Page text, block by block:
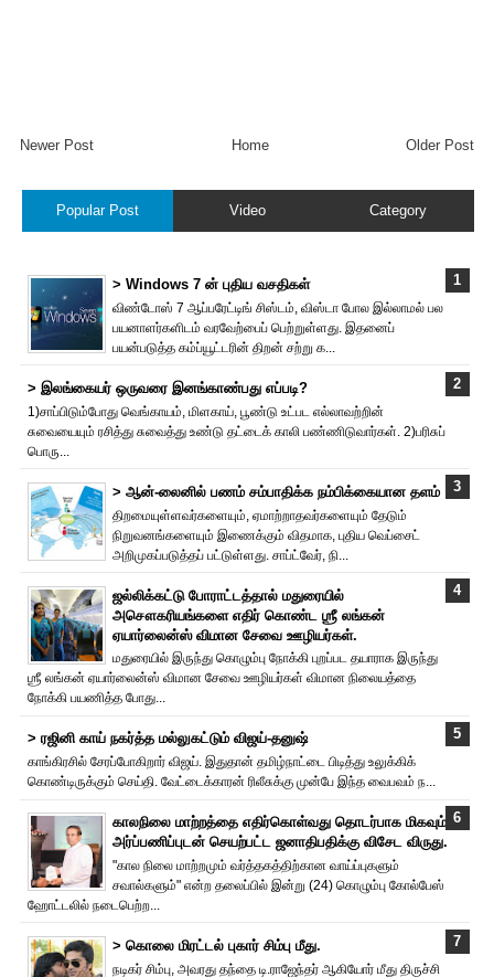
Newer Post Older Post
Home
Popular Post Video Category
> Windows 7 ன் புதிய வசதிகள்
விண்டோஸ் 7 ஆப்பரேட்டிங் சிஸ்டம், விஸ்டா போல இல்லாமல் பல
பயனாளர்களிடம் வரவேற்பைப் பெற்றுள்ளது. இதனைப்
பயன்படுத்த கம்ப்யூட்டரின் திறன் சற்று க...
> இலங்கையர் ஒருவரை இனங்காண்பது எப்படி?
1)சாப்பிடும்போது வெங்காயம், மிளகாய், பூண்டு உட்பட எல்லாவற்றின்
சுவையையும் ரசித்து சுவைத்து உண்டு தட்டைக் காலி பண்ணிடுவார்கள். 2)பரிசுப்
பொரு...
> ஆன்-லைனில் பணம் சம்பாதிக்க நம்பிக்கையான தளம்
திறமையுள்ளவர்களையும், ஏமாற்றாதவர்களையும் தேடும்
நிறுவனங்களையும் இணைக்கும் விதமாக, புதிய வெப்சைட்
அறிமுகப்படுத்தப் பட்டுள்ளது. சாப்ட்வேர், நி...
ஜல்லிக்கட்டு போராட்டத்தால் மதுரையில்
அசௌகரியங்களை எதிர் கொண்ட ஶ்ரீ லங்கன்
ஏயார்லைன்ஸ் விமான சேவை ஊழியர்கள்.
மதுரையில் இருந்து கொழும்பு நோக்கி புறப்பட தயாராக இருந்து
ஶ்ரீ லங்கன் ஏயார்லைன்ஸ் விமான சேவை ஊழியர்கள் விமான நிலையத்தை
நோக்கி பயணித்த போது...
> ரஜினி காய் நகர்த்த மல்லுகட்டும் விஜய்-தனுஷ்
காங்கிரசில் சேரப்போகிறார் விஜய். இதுதான் தமிழ்நாட்டை பிடித்து உலுக்கிக்
கொண்டிருக்கும் செய்தி. வேட்டைக்காரன் ரிலீசுக்கு முன்பே இந்த வைபவம் ந...
காலநிலை மாற்றத்தை எதிர்கொள்வது தொடர்பாக மிகவும்
அர்ப்பணிப்புடன் செயற்பட்ட ஜனாதிபதிக்கு விசேட விருது.
"கால நிலை மாற்றமும் வர்த்தகத்திற்கான வாய்ப்புகளும்
சவால்களும்" என்ற தலைப்பில் இன்று (24) கொழும்பு கோல்பேஸ்
ஹோட்டலில் நடைபெற்ற...
> கொலை மிரட்டல் புகார் சிம்பு மீது.
நடிகர் சிம்பு, அவரது தந்தை டி.ராஜேந்தர் ஆகியோர் மீது திருச்சி